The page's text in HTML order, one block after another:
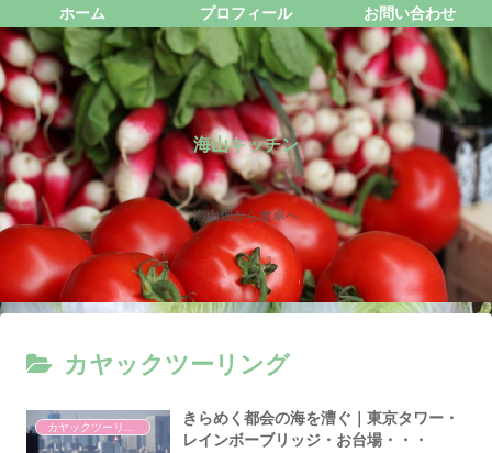
海山キッチン
海山畑から食卓へ
ホーム プロフィール お問い合わせ
カヤックツーリング
きらめく都会の海を漕ぐ｜東京タワー・
レインボーブリッジ・お台場・・・